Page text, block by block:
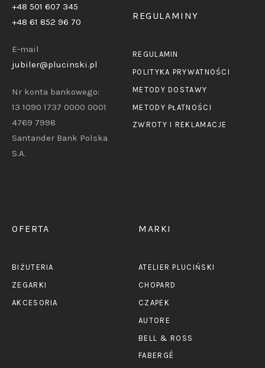
+48 501 607 345
+48 61 852 96 70
E-mail
jubiler@plucinski.pl
Nr konta bankowego:
13 1090 1737 0000 0001
4769 7998
Santander Bank Polska
S.A.
REGULAMINY
REGULAMIN
POLITYKA PRYWATNOŚCI
METODY DOSTAWY
METODY PŁATNOŚCI
ZWROTY I REKLAMACJE
OFERTA
BIŻUTERIA
ZEGARKI
AKCESORIA
MARKI
ATELIER PLUCIŃSKI
CHOPARD
CZAPEK
AUTORE
BELL & ROSS
FABERGÉ